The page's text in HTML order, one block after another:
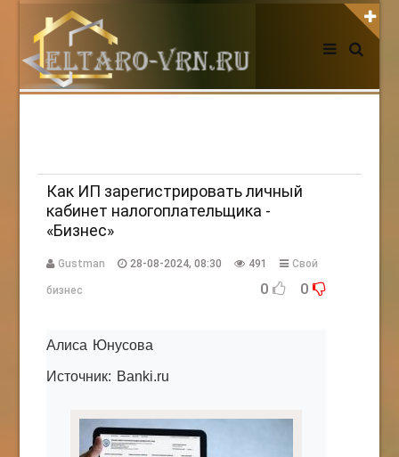
АВТОРИЗАЦИЯ НА САЙТЕ
Регистрация
НОВОСТИ СЕГОДНЯ
КАК С НАМИ СВЯЗАТЬСЯ
Как ИП зарегистрировать личный
кабинет налогоплательщика -
«Бизнес»
Gustman 28-08-2024, 08:30 491 Свой
бизнес 0 0
Алиса Юнусова
Источник: Banki.ru